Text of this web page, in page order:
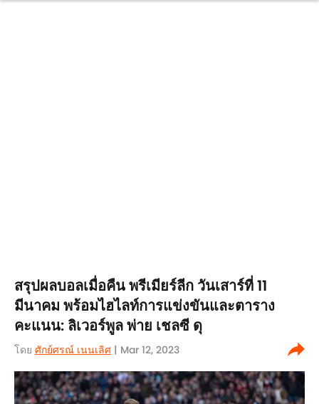
สรุปผลบอลเมื่อคืน พรีเมียร์ลีก วันเสาร์ที่ 11
มีนาคม พร้อมไฮไลท์การแข่งขันและตาราง
คะแนน: ลิเวอร์พูล พ่าย เชลซี ดุ
โดย ศักย์ศรณ์ เนนเลิศ | Mar 12, 2023